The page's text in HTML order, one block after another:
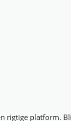
rigtige platform.